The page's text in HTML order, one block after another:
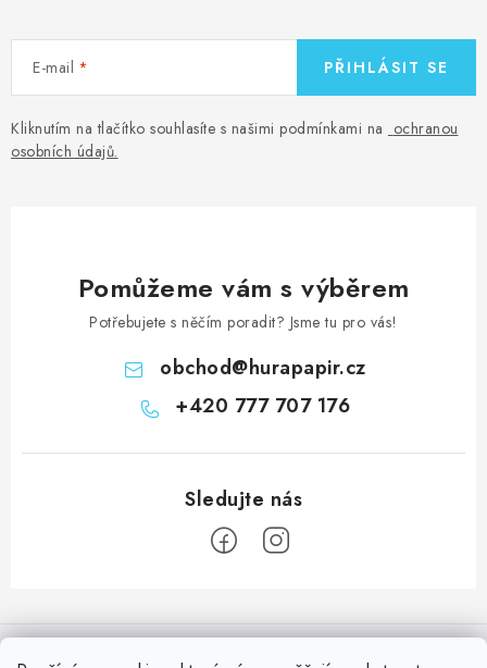
E-mail
Kliknutím na tlačítko souhlasíte s našimi podmínkami na ochranou
osobních údajů.
PŘIHLÁSIT SE
Pomůžeme vám s výběrem
Potřebujete s něčím poradit? Jsme tu pro vás!
obchod@hurapapir.cz
+420 777 707 176
á